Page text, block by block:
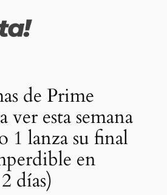
de Prime
ver esta semana
1 lanza su final
en
días)